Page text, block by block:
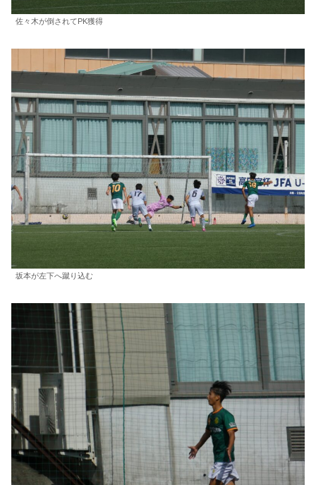
佐々木が倒されてPK獲得
坂本が左下へ蹴り込む